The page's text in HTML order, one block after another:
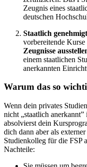
Zeugnis eines
deutschen
Staatlich
vorbereitende Kurse
Zeugnisse
einem staatlichen
anerkannten
Warum das so
Wenn dein privates
nicht „staatlich
absolvierst dein
dich dann aber als
Studienkolleg für die FSP
Nachteile: